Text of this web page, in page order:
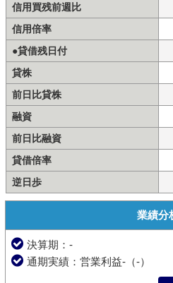
信用買残前週比
信用倍率
●貸借残日付
貸株
前日比貸株
融資
前日比融資
貸借倍率
逆日歩
業績分
決算期：-
通期実績：営業利益-（-）